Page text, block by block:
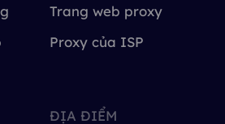
Trang web proxy
Proxy của ISP
ĐỊA ĐIỂM